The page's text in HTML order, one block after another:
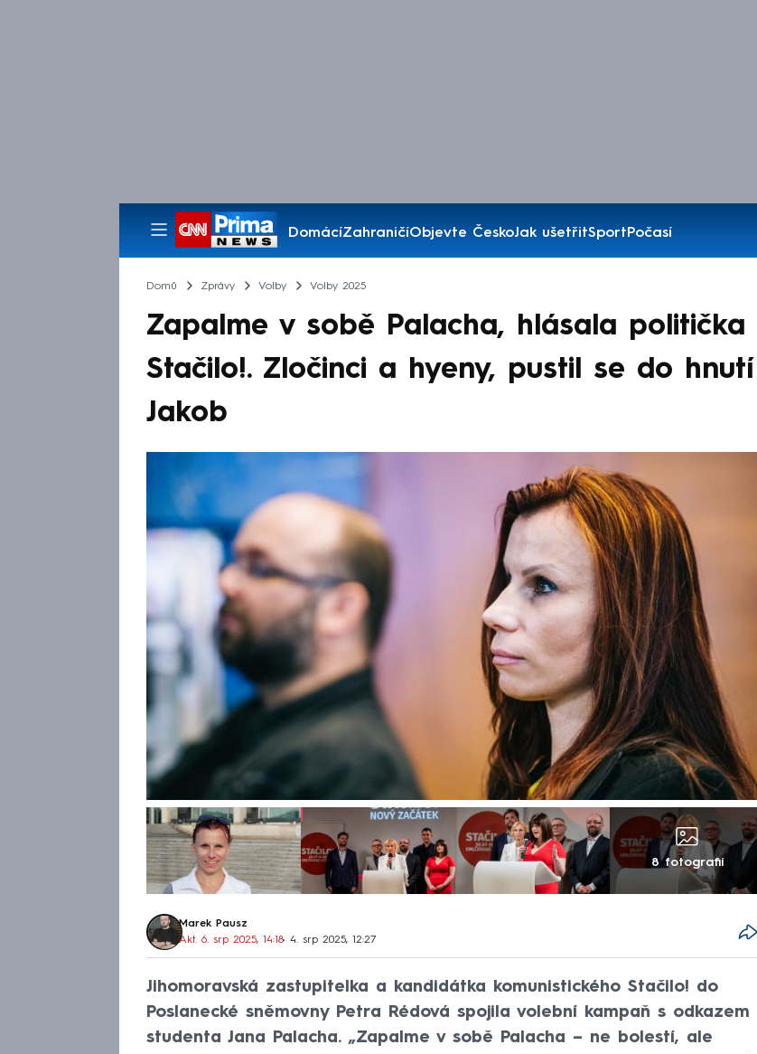
DomácíZahraničíObjevte ČeskoJak ušetřitSportPočasí
Pořady
Domů Zprávy Volby Volby 2025
Zapalme v sobě Palacha, hlásala politička
Stačilo!. Zločinci a hyeny, pustil se do hnutí
Jakob
8 fotografií
Marek Pausz
Akt. 6. srp 2025, 14:18• 4. srp 2025, 12:27
Jihomoravská zastupitelka a kandidátka komunistického Stačilo! do
Poslanecké sněmovny Petra Rédová spojila volební kampaň s odkazem
studenta Jana Palacha. „Zapalme v sobě Palacha – ne bolestí, ale